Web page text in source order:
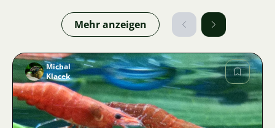
Mehr anzeigen
Bild
Michal
Klacek